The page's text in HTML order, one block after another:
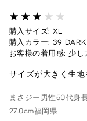
購入サイズ: XL
購入カラー: 39
お客様の着用感: 少し
サイズが大きく生
まさジー 男性50代身
27.0cm福岡県